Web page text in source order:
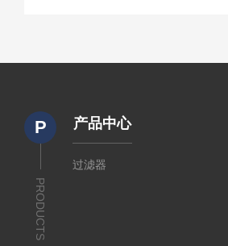
P
PRODUCTS
产品中心
过滤器